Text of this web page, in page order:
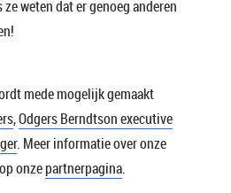
weten dat er genoeg anderen
mede mogelijk gemaakt
,Odgers Berndtson executive
. Meer informatie over onze
onzepartnerpagina.